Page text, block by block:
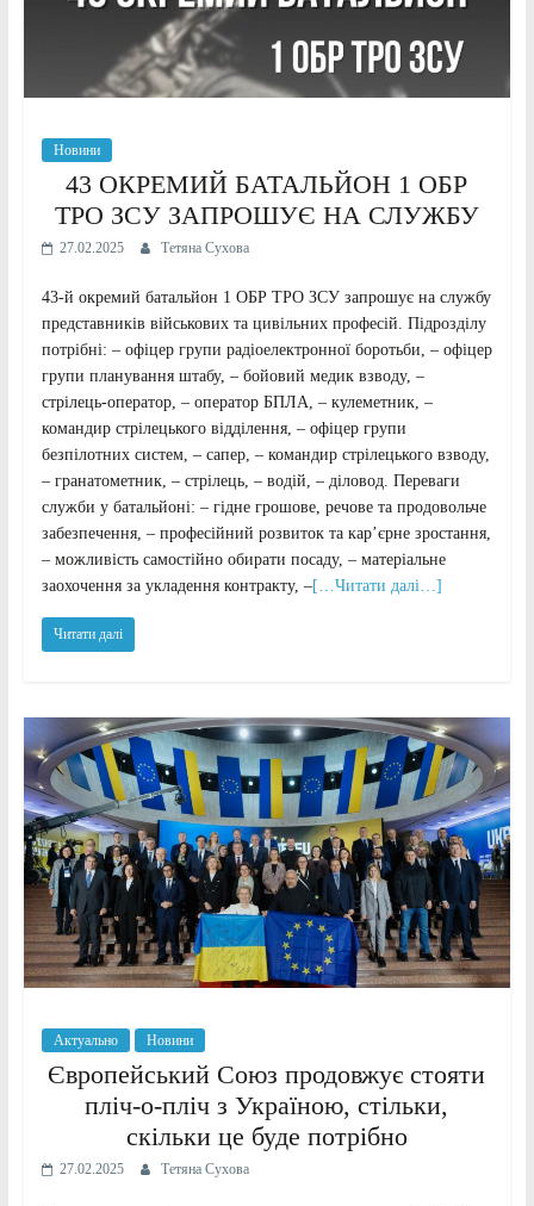
Новини
43 ОКРЕМИЙ БАТАЛЬЙОН 1 ОБР
ТРО ЗСУ ЗАПРОШУЄ НА СЛУЖБУ
27.02.2025 Тетяна Сухова
43-й окремий батальйон 1 ОБР ТРО ЗСУ запрошує на службу
представників військових та цивільних професій. Підрозділу
потрібні: – офіцер групи радіоелектронної боротьби, – офіцер
групи планування штабу, – бойовий медик взводу, –
стрілець-оператор, – оператор БПЛА, – кулеметник, –
командир стрілецького відділення, – офіцер групи
безпілотних систем, – сапер, – командир стрілецького взводу,
– гранатометник, – стрілець, – водій, – діловод. Переваги
служби у батальйоні: – гідне грошове, речове та продовольче
забезпечення, – професійний розвиток та кар’єрне зростання,
– можливість самостійно обирати посаду, – матеріальне
заохочення за укладення контракту, –[…Читати далі…]
Читати далі
Актуально Новини
Європейський Союз продовжує стояти
пліч-о-пліч з Україною, стільки,
скільки це буде потрібно
27.02.2025 Тетяна Сухова